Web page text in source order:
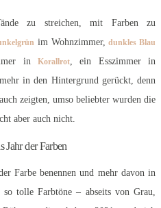
zu streichen, mit Farben zu
im Wohnzimmer,dunkles Blau
in Korallrot, ein Esszimmer in
in den Hintergrund gerückt, denn
zeigten, umso beliebter wurden die
aber auch nicht.
Jahr der Farben
Farbe benennen und mehr davon in
tolle Farbtöne – abseits von Grau,